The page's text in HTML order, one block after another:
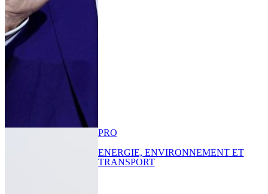
PRO
ENERGIE, ENVIRONNEMENT ET
TRANSPORT